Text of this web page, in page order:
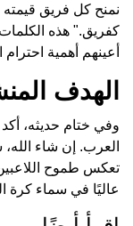
نمنح كل فريق قيمته
كفريق." هذه
أعينهم أهمية
الهدف
وفي ختام حديثه،
العرب. إن شاء
تعكس طموح
عاليًا في سماء كرة